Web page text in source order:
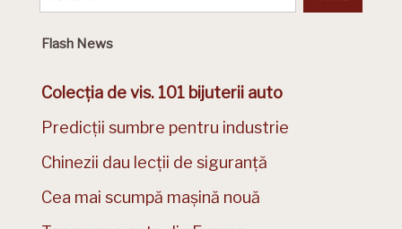
Flash News
Colecția de vis. 101 bijuterii auto
Predicții sumbre pentru industrie
Chinezii dau lecții de siguranță
Cea mai scumpă mașină nouă